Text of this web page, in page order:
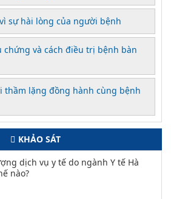
sự hài lòng của người bệnh
chứng và cách điều trị bệnh bàn
lặng đồng hành cùng bệnh
KHẢO SÁT
dịch vụ y tế do ngành Y tế Hà
nào?